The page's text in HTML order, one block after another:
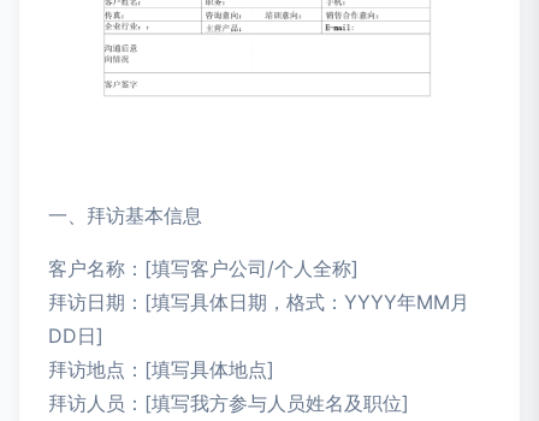
一、拜访基本信息
客户名称：[填写客户公司/个人全称]
拜访日期：[填写具体日期，格式：YYYY年MM月
DD日]
拜访地点：[填写具体地点]
拜访人员：[填写我方参与人员姓名及职位]